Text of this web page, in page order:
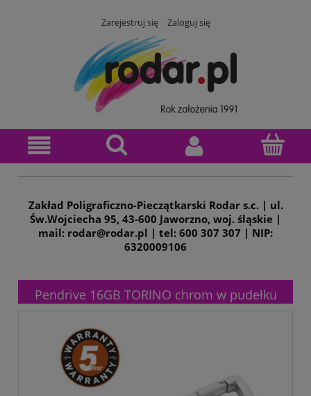
Zarejestruj się Zaloguj się
Zakład Poligraficzno-Pieczątkarski Rodar s.c. | ul.
Św.Wojciecha 95, 43-600 Jaworzno, woj. śląskie |
mail: rodar@rodar.pl | tel: 600 307 307 | NIP:
6320009106
Pendrive 16GB TORINO chrom w pudełku